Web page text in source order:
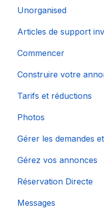
Importation de
Unorganised
Articles de support
Commencer
Construire votre
Tarifs et réductions
Photos
Gérer les demandes
Gérez vos annonces
Réservation Directe
Messages